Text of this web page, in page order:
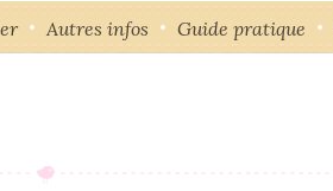
Autres infos Guide pratique